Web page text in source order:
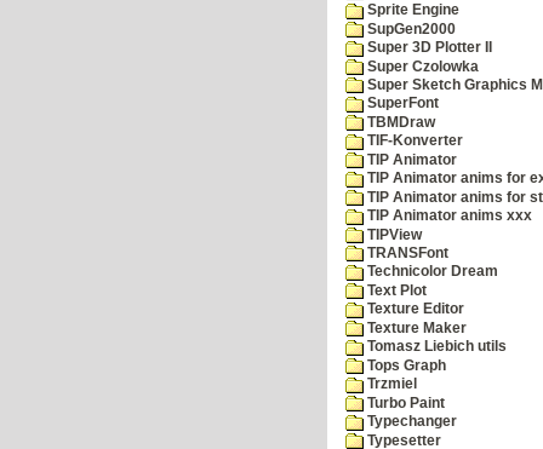
Sprite Engine
SupGen2000
Super 3D Plotter II
Super Czolowka
Super Sketch Graphics
SuperFont
TBMDraw
TIF-Konverter
TIP Animator
TIP Animator anims for
TIP Animator anims for
TIP Animator anims xxx
TIPView
TRANSFont
Technicolor Dream
Text Plot
Texture Editor
Texture Maker
Tomasz Liebich utils
Tops Graph
Trzmiel
Turbo Paint
Typechanger
Typesetter